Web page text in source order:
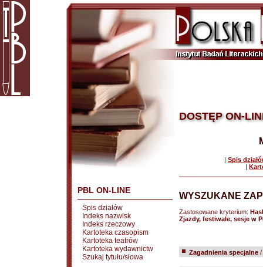
PBL ON-LINE
Spis działów
Indeks nazwisk
Indeks rzeczowy
Kartoteka czasopism
Kartoteka teatrów
Kartoteka wydawnictw
Szukaj tytułu/słowa
DOSTĘP ON-
| Spis
|
WYSZUKANE
Zastosowane kryterium:
Zjazdy, festiwale, sesje w
Zagadnienia specjalne /